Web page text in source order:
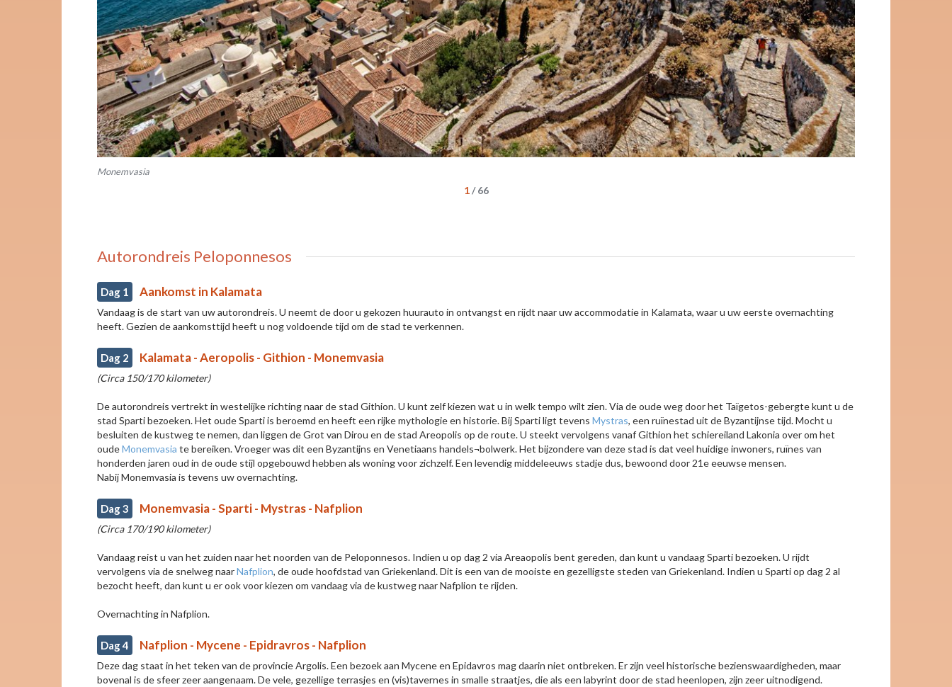
Monemvasia
1/66
Autorondreis Peloponnesos
Dag 1 Aankomst in Kalamata
Vandaag is de start van uw autorondreis. U neemt de door u gekozen huurauto in ontvangst en rijdt naar uw accommodatie in Kalamata, waar u uw eerste overnachting
heeft. Gezien de aankomsttijd heeft u nog voldoende tijd om de stad te verkennen.
Dag 2 Kalamata - Aeropolis - Githion - Monemvasia
(Circa 150/170 kilometer)
De autorondreis vertrekt in westelijke richting naar de stad Githion. U kunt zelf kiezen wat u in welk tempo wilt zien. Via de oude weg door het Taïgetos-gebergte kunt u de
stad Sparti bezoeken. Het oude Sparti is beroemd en heeft een rijke mythologie en historie. Bij Sparti ligt tevens Mystras, een ruïnestad uit de Byzantijnse tijd. Mocht u
besluiten de kustweg te nemen, dan liggen de Grot van Dirou en de stad Areopolis op de route. U steekt vervolgens vanaf Githion het schiereiland Lakonia over om het
oudeMonemvasia te bereiken. Vroeger was dit een Byzantijns en Venetiaans handels¬bolwerk. Het bijzondere van deze stad is dat veel huidige inwoners, ruïnes van
honderden jaren oud in de oude stijl opgebouwd hebben als woning voor zichzelf. Een levendig middeleeuws stadje dus, bewoond door 21e eeuwse mensen.
Nabij Monemvasia is tevens uw overnachting.
Dag 3 Monemvasia - Sparti - Mystras - Nafplion
(Circa 170/190 kilometer)
Vandaag reist u van het zuiden naar het noorden van de Peloponnesos. Indien u op dag 2 via Areaopolis bent gereden, dan kunt u vandaag Sparti bezoeken. U rijdt
vervolgens via de snelweg naarNafplion, de oude hoofdstad van Griekenland. Dit is een van de mooiste en gezelligste steden van Griekenland. Indien u Sparti op dag 2 al
bezocht heeft, dan kunt u er ook voor kiezen om vandaag via de kustweg naar Nafplion te rijden.
Overnachting in Nafplion.
Dag 4 Nafplion - Mycene - Epidravros - Nafplion
Deze dag staat in het teken van de provincie Argolis. Een bezoek aan Mycene en Epidavros mag daarin niet ontbreken. Er zijn veel historische bezienswaardigheden, maar
bovenal is de sfeer zeer aangenaam. De vele, gezellige terrasjes en (vis)tavernes in smalle straatjes, die als een labyrint door de stad heenlopen, zijn zeer uitnodigend.